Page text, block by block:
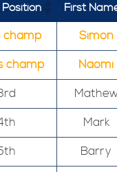
First
champ Simon
champ Naomi
Mark
Barry